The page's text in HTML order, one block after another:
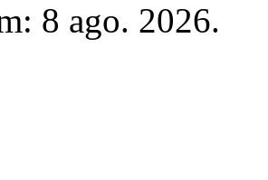
8 ago. 2026.